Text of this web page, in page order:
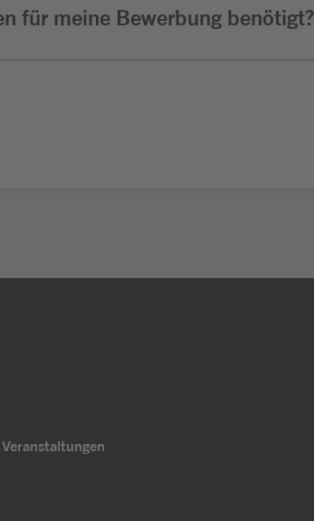
für meine Bewerbung benötigt?
Veranstaltungen